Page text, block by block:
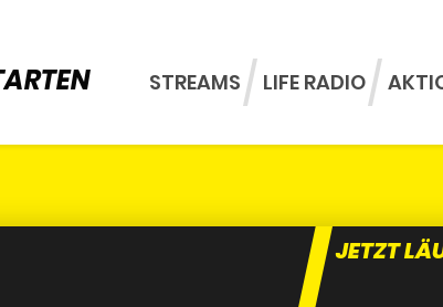
STREAMS LIFE RADIO
JETZT